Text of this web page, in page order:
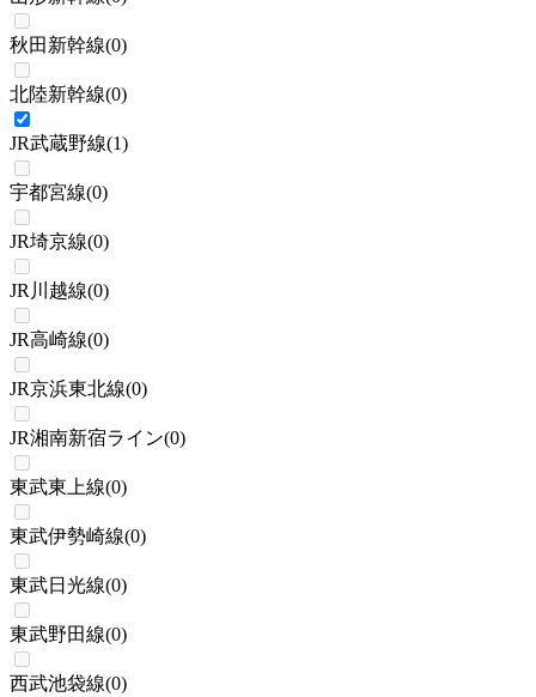
秋田新幹線(0)
北陸新幹線(0)
JR武蔵野線(1)
宇都宮線(0)
JR埼京線(0)
JR川越線(0)
JR高崎線(0)
JR京浜東北線(0)
JR湘南新宿ライン(0)
東武東上線(0)
東武伊勢崎線(0)
東武日光線(0)
東武野田線(0)
西武池袋線(0)